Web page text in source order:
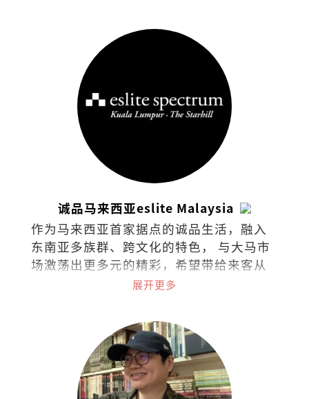
诚品马来西亚eslite Malaysia
作为马来西亚首家据点的诚品生活，融入
东南亚多族群、跨文化的特色， 与大马市
场激荡出更多元的精彩，希望带给来客从
阅读里持续找到梦与想像的可能。在台
据点的诚品，秉持着“不只是一家书
店”的概念，囊括了来自世界各地的书
籍、文具、文创设计、时尚潮流，还可沉
浸于艺文展演与世界级咖啡品牌中，打造
了一个复合式经营的文化场所。
展开更多